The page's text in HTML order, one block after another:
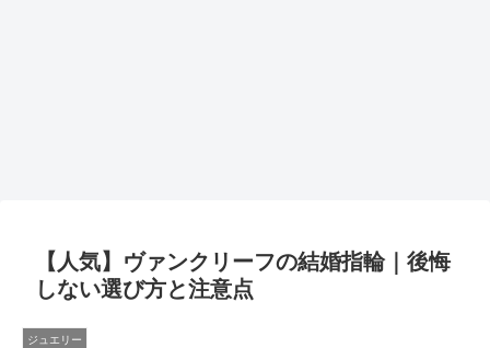
【人気】ヴァンクリーフの結婚指輪｜後悔
しない選び方と注意点
ジュエリー